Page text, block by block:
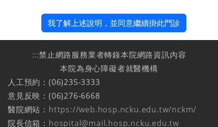
我了解上述說明，並同意繼續掛此門診
:::禁止網路服務業者轉錄本院網路資訊內容
本院為身心障礙者就醫機構
人工預約：(06)235-3333
意見反映：(06)276-6668
醫院網站： https://web.hosp.ncku.edu.tw/nckm/
院長信箱： hospital@mail.hosp.ncku.edu.tw